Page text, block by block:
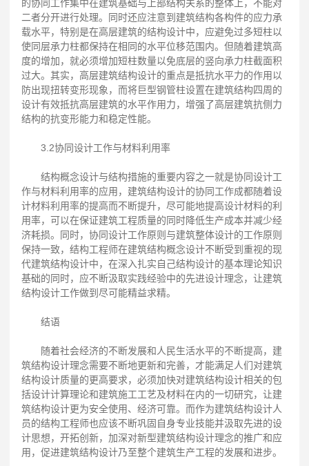
的协同工作集中在建筑基础与上部结构关系的整体上，不能对
二者分开进行处理。同时还应注意到建筑结构各构件的应力承
载水平，特别是在高层建筑的结构设计中，应避免过多短柱以
使同层承力柱都保持在相同的水平位移范围内。但随着建筑高
度的增加，就必须增加短柱数量以免底层的竖向承力柱截面积
过大。其实，高层建筑结构设计的重点是抵抗水平力的作用以
防出现扭转变形现象，而将巨型钢管柱设置在建筑结构四周的
设计有效抵抗高层建筑的水平作用力，增强了高层建筑抗侧力
结构的抗变形能力和稳定性能。
3.2协同设计工作与材料利用率
结构概念设计与结构措施的重要内容之一就是协同设计工
作与材料利用率的应用，建筑结构设计的协同工作成都随着设
计材料利用率的提高而不断提升，尽可能地提高设计材料的利
用率，可以在保证建筑工程质量的同时降低生产成本并减少经
济耗损。同时，协同设计工作原则与建筑整体设计的工作原则
保持一致，结构工程师在建筑结构概念设计不断受到重视的现
代建筑结构设计中，在深入扎实自己结构设计的基本理论知识
基础的同时，应不断汲取实践经验中的先进设计理念，让建筑
结构设计工作做到尽可能精益求精。
结语
随着社会经济的不断发展和人民生活水平的不断提高，建
筑结构设计理念需要不断地更新和完善，才能满足人们对建筑
结构设计质量的更高要求，必须加快对建筑结构设计相关的包
括设计计算理论和建筑施工工艺及材料在内的一切研究，让建
筑结构设计更为安全使用、经济可靠。而作为建筑结构设计人
员的结构工程师也应该不断巩固自身专业技能并汲取先进的设
计思想，开拓创新，加深对新型建筑结构设计理念的推广和应
用，促进建筑结构设计乃至整个建筑生产工程的发展和进步。